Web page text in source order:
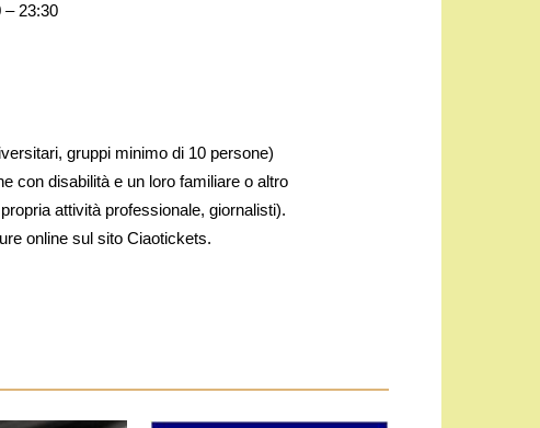
– 23:30
gruppi minimo di 10 persone)
con disabilità e un loro familiare o altro
attività professionale, giornalisti).
online sul sito Ciaotickets.